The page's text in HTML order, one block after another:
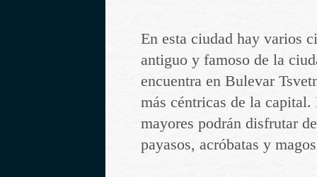
En esta ciudad hay varios
antiguo y famoso de la
encuentra en Bulevar
más céntricas de la
mayores podrán disfrutar
payasos, acróbatas y